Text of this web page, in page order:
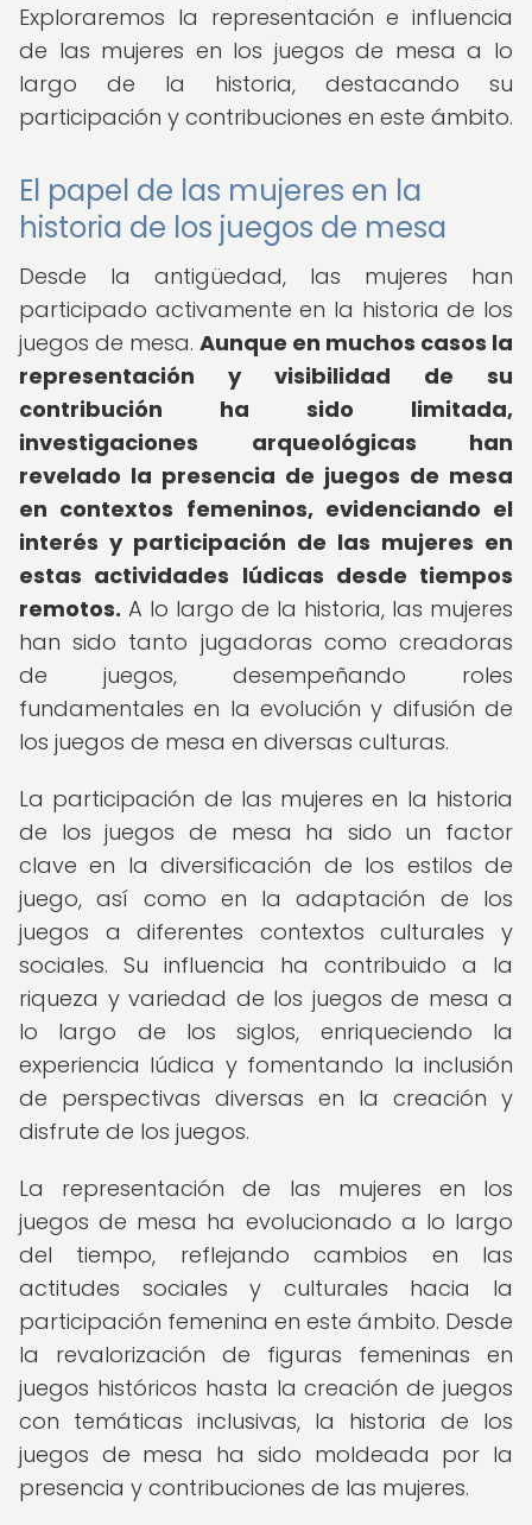
Exploraremos la representación e influencia
de las mujeres en los juegos de mesa a lo
largo de la historia, destacando su
participación y contribuciones en este ámbito.
El papel de las mujeres en la
historia de los juegos de mesa
Desde la antigüedad, las mujeres han
participado activamente en la historia de los
juegos de mesa. Aunque en muchos casos la
representación y visibilidad de su
contribución ha sido limitada,
investigaciones arqueológicas han
revelado la presencia de juegos de mesa
en contextos femeninos, evidenciando el
interés y participación de las mujeres en
estas actividades lúdicas desde tiempos
remotos. A lo largo de la historia, las mujeres
han sido tanto jugadoras como creadoras
de juegos, desempeñando roles
fundamentales en la evolución y difusión de
los juegos de mesa en diversas culturas.
La participación de las mujeres en la historia
de los juegos de mesa ha sido un factor
clave en la diversificación de los estilos de
juego, así como en la adaptación de los
juegos a diferentes contextos culturales y
sociales. Su influencia ha contribuido a la
riqueza y variedad de los juegos de mesa a
lo largo de los siglos, enriqueciendo la
experiencia lúdica y fomentando la inclusión
de perspectivas diversas en la creación y
disfrute de los juegos.
La representación de las mujeres en los
juegos de mesa ha evolucionado a lo largo
del tiempo, reflejando cambios en las
actitudes sociales y culturales hacia la
participación femenina en este ámbito. Desde
la revalorización de figuras femeninas en
juegos históricos hasta la creación de juegos
con temáticas inclusivas, la historia de los
juegos de mesa ha sido moldeada por la
presencia y contribuciones de las mujeres.